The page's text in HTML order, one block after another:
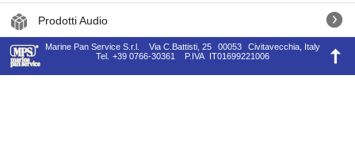
Prodotti Audio
Marine Pan Service S.r.l. Via C.Battisti, 25 00053
Civitavecchia, Italy
Tel.
+39 0766-30361 P.IVA IT01699221006